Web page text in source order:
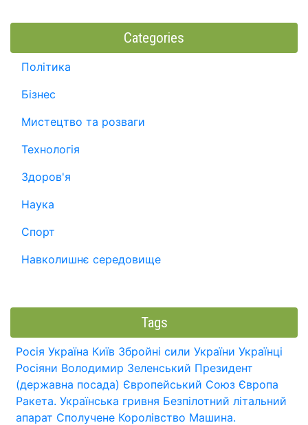
Categories
Політика
Бізнес
Мистецтво та розваги
Технологія
Здоров'я
Наука
Спорт
Навколишнє середовище
Tags
Росія Україна Київ Збройні сили України Українці
Росіяни Володимир Зеленський Президент
(державна посада) Європейський Союз Європа
Ракета. Українська гривня Безпілотний літальний
апарат Сполучене Королівство Машина.